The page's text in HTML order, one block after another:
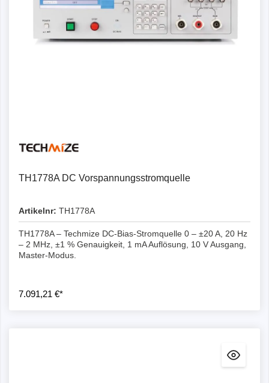
TH1778A DC Vorspannungsstromquelle
Artikelnr: TH1778A
TH1778A – Techmize DC-Bias-Stromquelle 0 – ±20 A, 20 Hz
– 2 MHz, ±1 % Genauigkeit, 1 mA Auflösung, 10 V Ausgang,
Master-Modus.
7.091,21 €*